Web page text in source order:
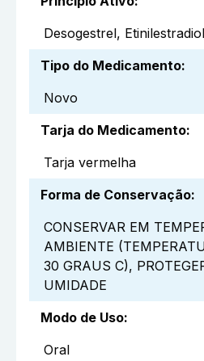
Desogestrel, Etinilestradiol
Tipo do Medicamento:
Novo
Tarja do Medicamento:
Tarja vermelha
Forma de Conservação:
CONSERVAR EM
AMBIENTE
30 GRAUS C),
UMIDADE
Modo de Uso:
Oral